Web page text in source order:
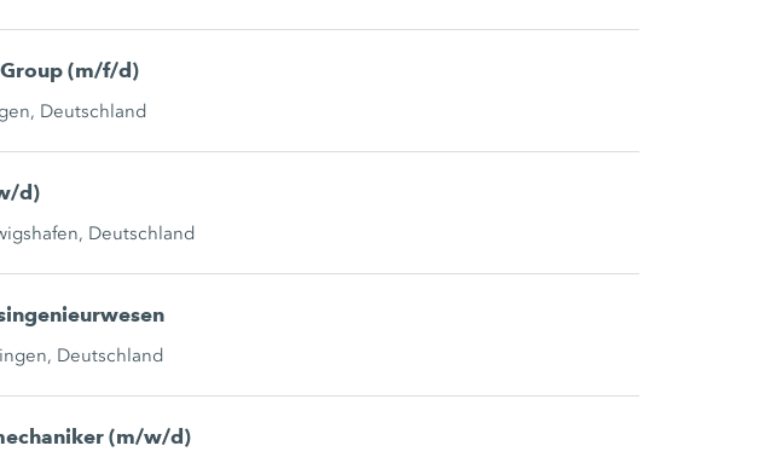
(m/f/d)
Deutschland
d)
Deutschland
Deutschland
(m/w/d)